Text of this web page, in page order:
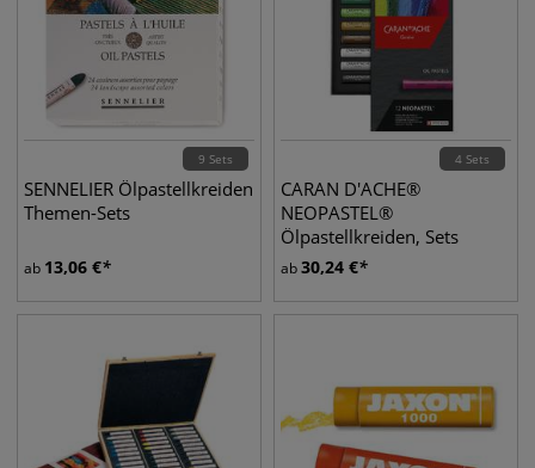
9 Sets
SENNELIER Ölpastellkreiden
Themen-Sets
ab 13,06 €
4 Sets
CARAN D'ACHE®
NEOPASTEL®
Ölpastellkreiden, Sets
ab30,24 €